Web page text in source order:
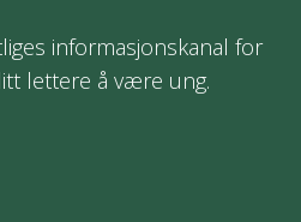
informasjonskanal for
lettere å være ung.